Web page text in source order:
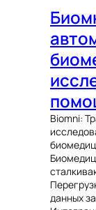
Biomni:
данных